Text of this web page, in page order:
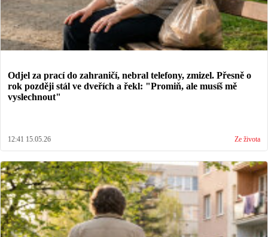
Odjel za prací do zahraničí, nebral telefony, zmizel. Přesně o
rok později stál ve dveřích a řekl: "Promiň, ale musíš mě
vyslechnout"
12:41 15.05.26 Ze života